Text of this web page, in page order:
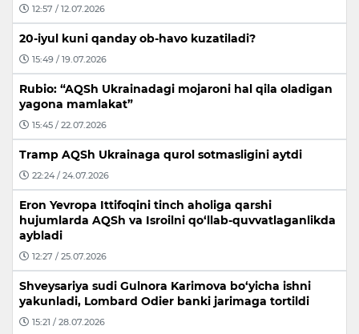
12:57 / 12.07.2026
20-iyul kuni qanday ob-havo kuzatiladi?
15:49 / 19.07.2026
Rubio: “AQSh Ukrainadagi mojaroni hal qila oladigan
yagona mamlakat”
15:45 / 22.07.2026
Tramp AQSh Ukrainaga qurol sotmasligini aytdi
22:24 / 24.07.2026
Eron Yevropa Ittifoqini tinch aholiga qarshi
hujumlarda AQSh va Isroilni qo‘llab-quvvatlaganlikda
aybladi
12:27 / 25.07.2026
Shveysariya sudi Gulnora Karimova bo‘yicha ishni
yakunladi, Lombard Odier banki jarimaga tortildi
15:21 / 28.07.2026